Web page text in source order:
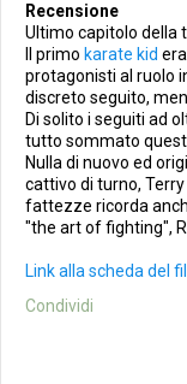
Recensione
Ultimo capitolo della
Il primo karate kid
protagonisti al ruolo
discreto seguito,
Di solito i seguiti ad
tutto sommato
Nulla di nuovo ed
cattivo di turno,
fattezze ricorda
"the art of fighting",
Link alla scheda del
Condividi